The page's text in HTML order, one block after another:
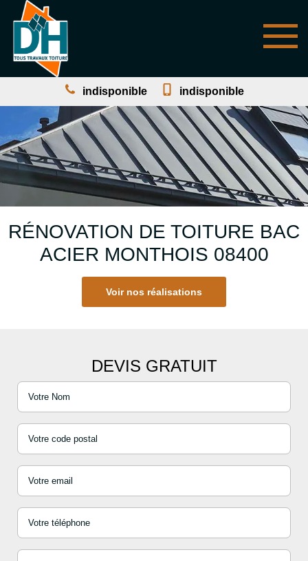
indisponible indisponible
RÉNOVATION DE TOITURE BAC
ACIER MONTHOIS 08400
Voir nos réalisations
DEVIS GRATUIT